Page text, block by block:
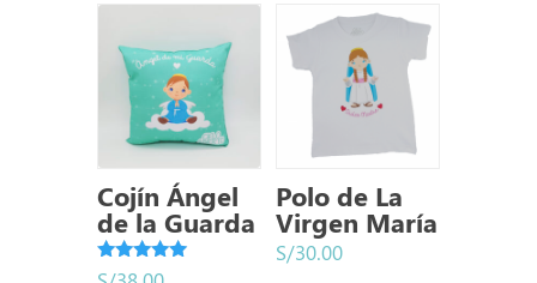
Cojín Ángel
de la Guarda
Valorado
Polo de La
Virgen María
S/30.00